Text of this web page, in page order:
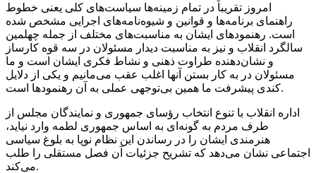
امروز تقریباً در تمام زمینه‌ها سیاست‌های کلی یعنی خطوط
راهنمای برنامه‌ها و قوانین و شیوه‌نامه‌های اجرایی مشخص شده
است. رهنمودهای ایشان به مناسبت‌های مختلف از جمله چهلمین
سالگرد انقلاب و نیز به مناسبت دیدار مسئولان در سه قوه کارساز
و نشان‌دهنده طراوت ذهنی و نشاط فکری ایشان است و ما
مسئولان در به کار بستن آنها اغلب عقب می‌مانیم و یکی از دلایل
کندی پیشرفت ما همین بی‌توجهی عملی به آن رهنمودها است.
اداره انقلاب با تنوع انتخاب رؤسای جمهوری و نمایندگان مجلس از
طرف مردم به گونه‌ای به اساس جمهوری لطمه وارد نیاید،
هنرمندی ایشان را در رساندن این نظام نوپا به بلوغ سیاسی
اجتماعی نشان می‌دهد که تشریح جزئیات آن فصل مستقلی را طلب
می‌کند.